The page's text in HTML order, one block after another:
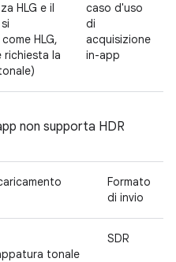
HLG e il
HLG,
richiesta la
caso d'uso
di
acquisizione
in-app
non supporta HDR
Formato
di invio
tonale
SDR